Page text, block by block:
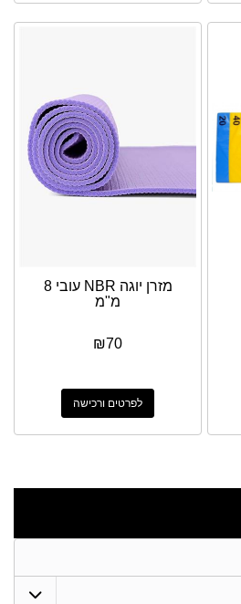
מזרן יוגה NBR עובי 8
מ"מ
₪70
לפרטים ורכישה